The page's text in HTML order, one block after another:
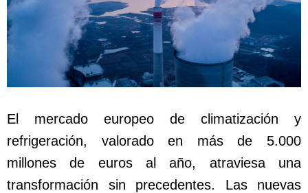
El mercado europeo de climatización y
refrigeración, valorado en más de 5.000
millones de euros al año, atraviesa una
transformación sin precedentes. Las nuevas